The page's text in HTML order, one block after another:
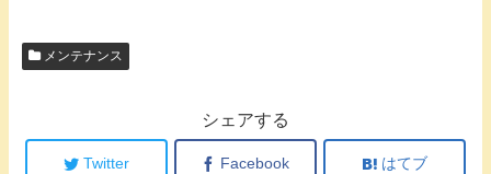
メンテナンス
シェアする
Twitter Facebook はてブ